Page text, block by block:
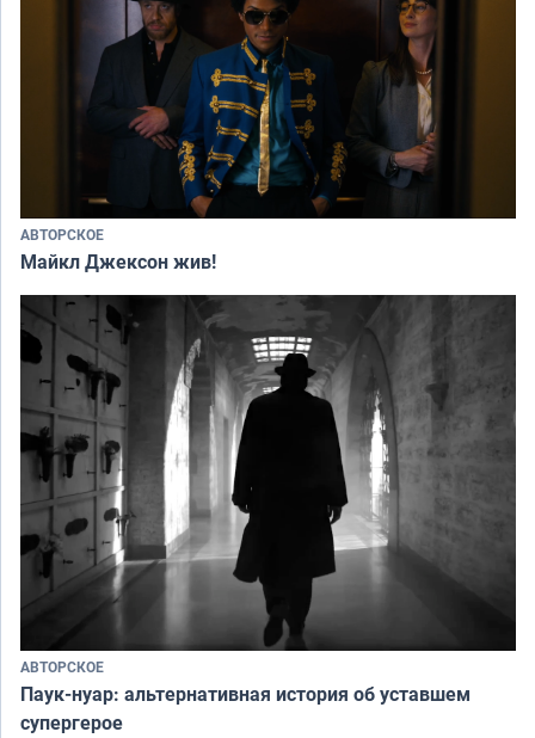
АВТОРСКОЕ
Майкл Джексон жив!
АВТОРСКОЕ
Паук-нуар: альтернативная история об уставшем
супергерое